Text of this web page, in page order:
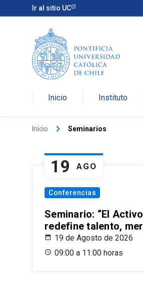
Ir al sitio UC
Inicio Instituto
Inicio keyboard_arrow_right Seminarios
19 AGO
Conferencias
Seminario: “El
redefine talento,
19 de Agosto de 2026
09:00 a 11:00 horas